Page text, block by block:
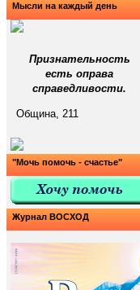
Мысли на каждый день
Признательность
есть оправа
справедливости.
Община, 211
"Мочь помочь - счастье"
Журнал ВОСХОД